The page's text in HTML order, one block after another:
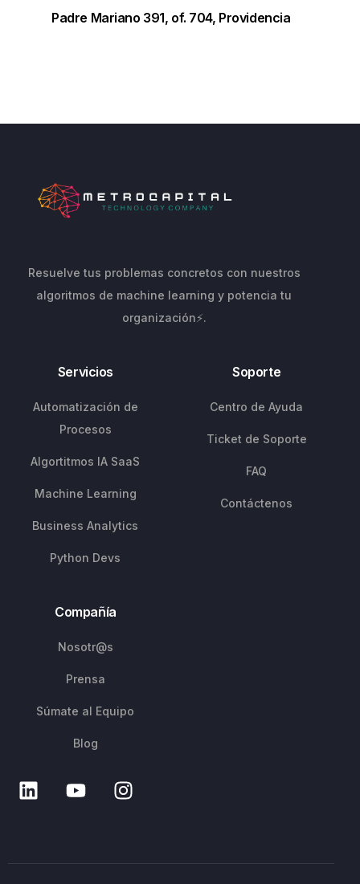
Padre Mariano 391, of. 704, Providencia
Resuelve tus problemas concretos con nuestros
algoritmos de machine learning y potencia tu
organización⚡.
Servicios
Automatización de
Procesos
Algortitmos IA SaaS
Machine Learning
Business Analytics
Python Devs
Soporte
Centro de Ayuda
Ticket de Soporte
FAQ
Contáctenos
Compañía
Nosotr@s
Prensa
Súmate al Equipo
Blog